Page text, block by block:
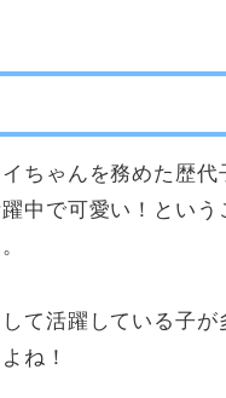
ちゃんを務めた歴代
中で可愛い！という
て活躍している子が
ね！